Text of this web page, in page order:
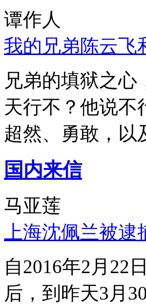
谭作人
我的兄弟陈云飞
兄弟的填狱之
天行不？他说不
超然、勇敢，以
国内来信
马亚莲
上海沈佩兰被
自2016年2月22
后，到昨天3月